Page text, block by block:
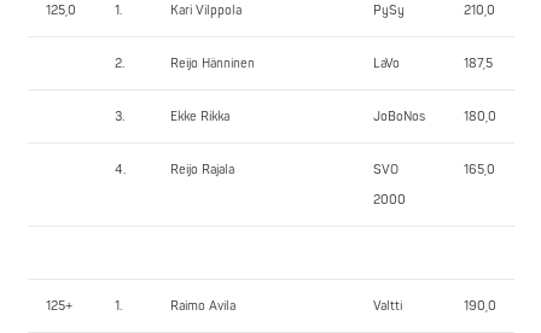
125,0 1. Kari Vilppola PySy 210,0
2. Reijo Hänninen LaVo 187,5
3. Ekke Rikka JoBoNos 180,0
4. Reijo Rajala
SVO
2000
165,0
125+ 1. Raimo Avila Valtti 190,0